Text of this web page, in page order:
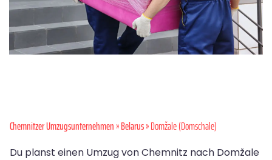
Chemnitzer Umzugsunternehmen»Belarus» Domžale (Domschale)
Du planst einen Umzug von Chemnitz nach Domžale